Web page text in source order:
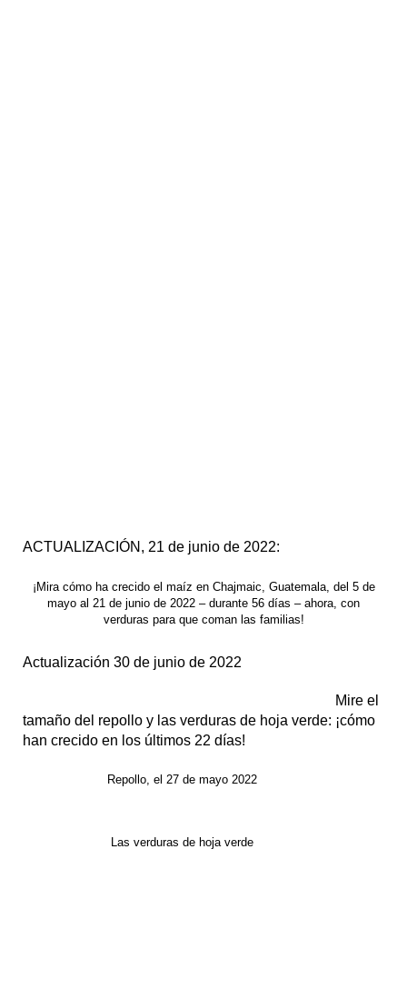
ACTUALIZACIÓN, 21 de junio de 2022:
¡Mira cómo ha crecido el maíz en Chajmaic, Guatemala, del 5 de
mayo al 21 de junio de 2022 – durante 56 días – ahora, con
verduras para que coman las familias!
Actualización 30 de junio de 2022
Mire el
tamaño del repollo y las verduras de hoja verde: ¡cómo
han crecido en los últimos 22 días!
Repollo, el 27 de mayo 2022
Las verduras de hoja verde